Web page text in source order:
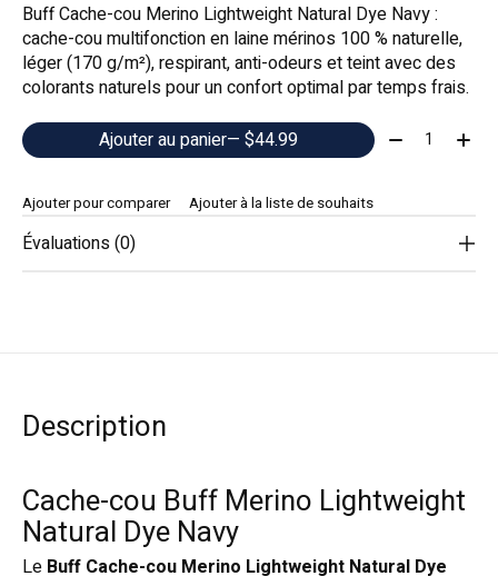
Buff Cache-cou Merino Lightweight Natural Dye Navy :
cache-cou multifonction en laine mérinos 100 % naturelle,
léger (170 g/m²), respirant, anti-odeurs et teint avec des
colorants naturels pour un confort optimal par temps frais.
Ajouter au panier
— $44.99 Quantité:
Ajouter pour comparer Ajouter à la liste de souhaits
Évaluations (0)
Description
Cache-cou Buff Merino Lightweight
Natural Dye Navy
Le Buff Cache-cou Merino Lightweight Natural Dye